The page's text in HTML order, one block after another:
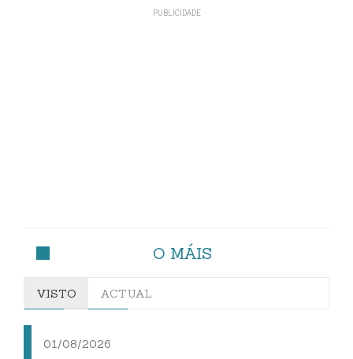
O MÁIS
VISTO ACTUAL
01/08/2026